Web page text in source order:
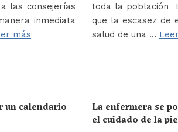
las consejerías
inmediata
más
toda la población
que la escasez de
salud de una …
un calendario La enfermera se
el cuidado de la